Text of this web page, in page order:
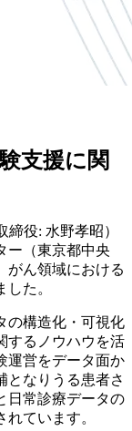
支援に関
役: 水野孝昭）
ー（東京都中央
がん領域における
た。
の構造化・可視化
するノウハウを活
運営をデータ面か
となりうる患者さ
日常診療データの
ています。